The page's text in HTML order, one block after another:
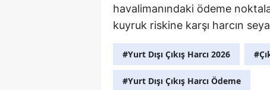
havalimanındaki ödeme
kuyruk riskine karşı harcın
#Yurt Dışı Çıkış Harcı 2026
#Yurt Dışı Çıkış Harcı Ödeme